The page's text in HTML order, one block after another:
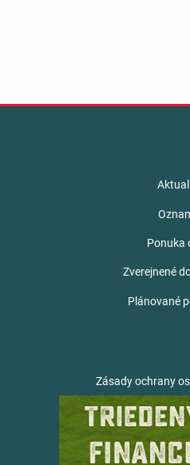
Ponuka
Zverejnené
Plánované
Zásady ochrany